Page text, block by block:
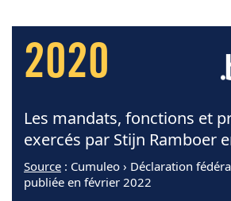
2020
Les mandats, fonctions et
exercés par Stijn Ramboer
Source : Cumuleo › Déclaration
publiée en février 2022